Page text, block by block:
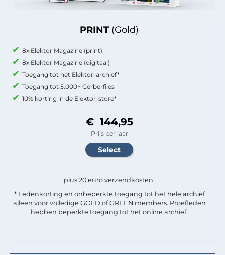
PRINT (Gold)
8x Elektor Magazine (print)
8x Elektor Magazine (digitaal)
Toegang tot het Elektor-archief*
Toegang tot 5.000+ Gerberfiles
10% korting in de Elektor-store*
€ 144,95
Prijs per jaar
plus 20 euro verzendkosten.
* Ledenkorting en onbeperkte toegang tot het hele archief
alleen voor volledige GOLD of GREEN members. Proefleden
hebben beperkte toegang tot het online archief.